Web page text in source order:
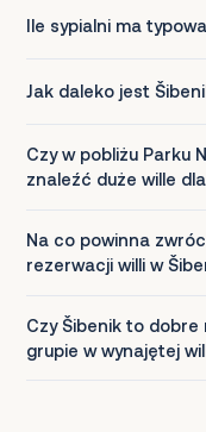
Ile sypialni ma
Jak daleko jest
Czy w pobliżu Parku
znaleźć duże wille
Na co powinna
rezerwacji willi w
Czy Šibenik to
grupie w wynajętej